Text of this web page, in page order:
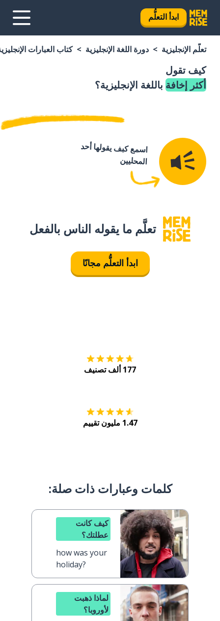
ابدأ التعلُّم
تعلَّم الإنجليزية دورة اللغة الإنجليزية كتاب العبارات
كيف تقول
أكثر إخافة باللغة الإنجليزية؟
اسمع كيف يقولها أحد
المحليين
تعلَّم ما يقوله الناس بالفعل
ابدأ التعلُّم مجانًا
177 ألف تصنيف
1.47 مليون تقييم
كلمات وعبارات ذات صلة:
كيف كانت
عطلتك؟
how was your
holiday?
لماذا ذهبت
لأوروبا؟